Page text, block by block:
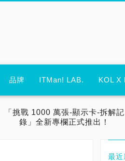
品牌 ITMan! LAB. KOL X
「挑戰 1000 萬張-顯示卡-拆解記
錄」全新專欄正式推出！
最近